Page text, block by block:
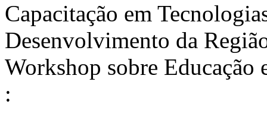
Capacitação em
Desenvolvimento da
Workshop sobre
: